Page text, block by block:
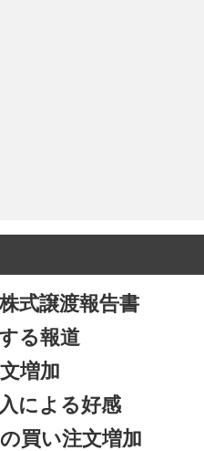
式譲渡報告書
る報道
増加
による好感
買い注文増加